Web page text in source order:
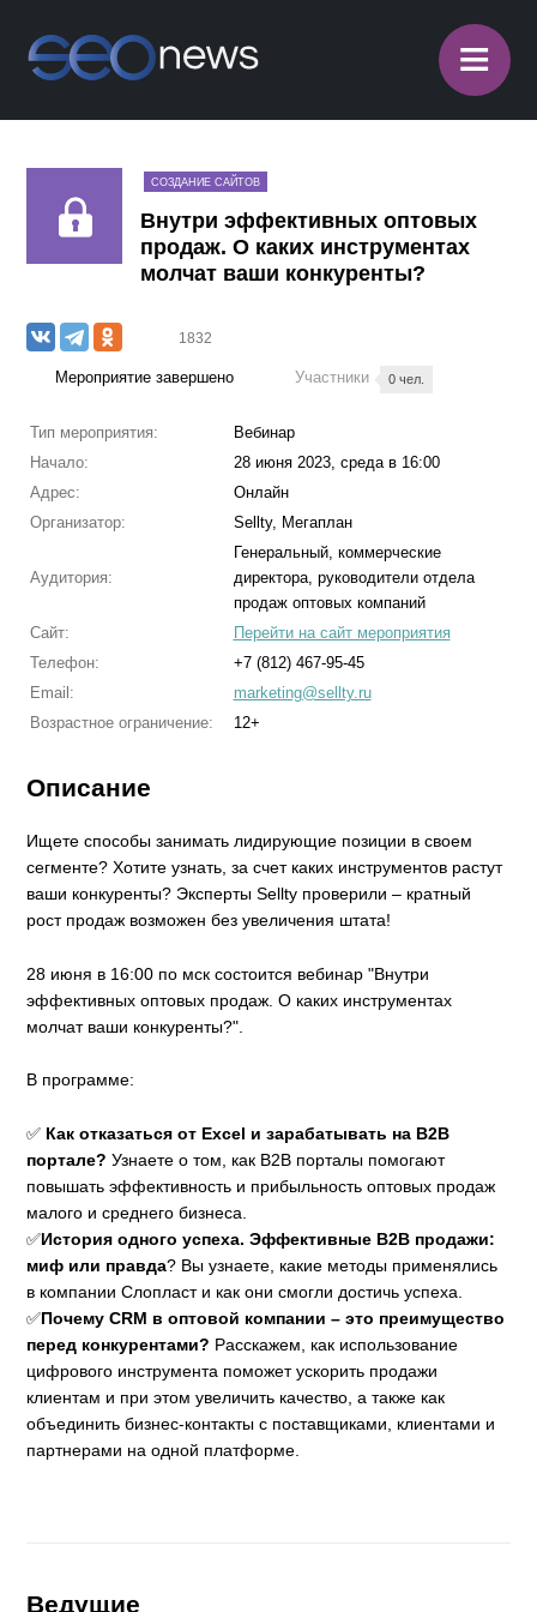
≡
СОЗДАНИЕ САЙТОВ
Внутри эффективных оптовых
продаж. О каких инструментах
молчат ваши конкуренты?
1832
Мероприятие завершено Участники 0 чел.
Тип мероприятия:
Вебинар
Начало:
28 июня 2023, среда в 16:00
Адрес:
Онлайн
Организатор:
Sellty, Мегаплан
Аудитория:
Генеральный, коммерческие
директора, руководители отдела
продаж оптовых компаний
Сайт:
Перейти на сайт мероприятия
Телефон:
+7 (812) 467-95-45
Email:
marketing@sellty.ru
Возрастное ограничение:
12+
Описание
Ищете способы занимать лидирующие позиции в своем
сегменте? Хотите узнать, за счет каких инструментов растут
ваши конкуренты? Эксперты Sellty проверили – кратный
рост продаж возможен без увеличения штата!
28 июня в 16:00 по мск состоится вебинар "Внутри
эффективных оптовых продаж. О каких инструментах
молчат ваши конкуренты?".
В программе:
✅ Как отказаться от Excel и зарабатывать на B2B
портале? Узнаете о том, как B2B порталы помогают
повышать эффективность и прибыльность оптовых продаж
малого и среднего бизнеса.
✅История одного успеха. Эффективные B2B продажи:
миф или правда? Вы узнаете, какие методы применялись
в компании Слопласт и как они смогли достичь успеха.
✅Почему CRM в оптовой компании – это преимущество
перед конкурентами? Расскажем, как использование
цифрового инструмента поможет ускорить продажи
клиентам и при этом увеличить качество, а также как
объединить бизнес-контакты с поставщиками, клиентами и
партнерами на одной платформе.
Ведущие